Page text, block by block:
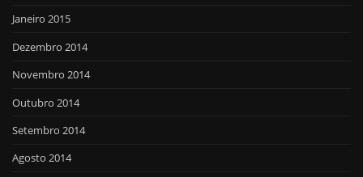
Janeiro 2015
Dezembro 2014
Novembro 2014
Outubro 2014
Setembro 2014
Agosto 2014